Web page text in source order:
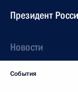
Президент
Новости
События